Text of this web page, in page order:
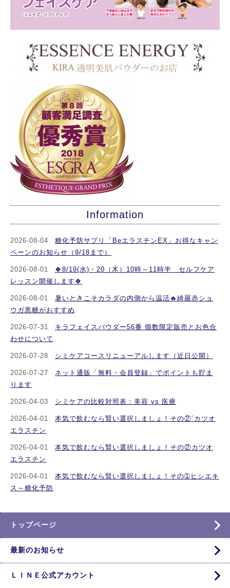
Information
2026-08-04
糖化予防サプリ「BeエラスチンEX」お得なキャン
ペーンのお知らせ（9/18まで）
2026-08-01
🍀8/19(水)・20（木）10時～11時半 セルフケア
レッスン開催します🍀
2026-08-01
暑いときこそカラダの内側から温活🔥綺羅赤ショ
ウガ黒糖がおすすめ
2026-07-31
キラフェイスパウダー56番 個数限定販売とお色合
わせについて
2026-07-28 シミケアコースリニューアルします（近日公開）
2026-07-27
ネット通販「無料・会員登録」でポイントも貯ま
ります
2026-04-03 シミケアの比較対照表：美容 vs 医療
2026-04-01
本気で飲むなら賢い選択しましょ！その②´カツオ
エラスチン
2026-04-01
本気で飲むなら賢い選択しましょ！その②カツオ
エラスチン
2026-04-01
本気で飲むなら賢い選択しましょ！その➀ヒシエキ
ス～糖化予防
トップページ
最新のお知らせ
ＬＩＮＥ公式アカウント